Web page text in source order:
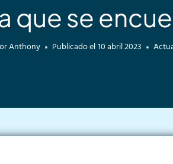
que se
Anthony Publicado el10 abril 2023